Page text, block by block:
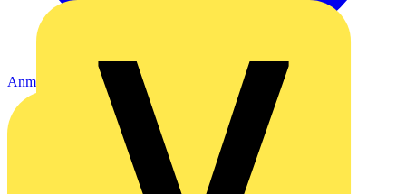
Anmelden Registrierung